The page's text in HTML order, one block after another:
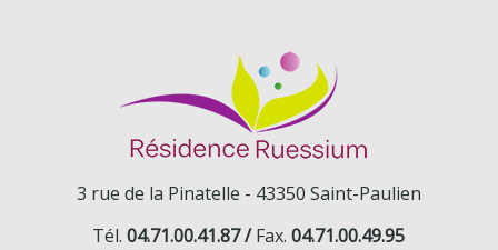
3 rue de la Pinatelle - 43350 Saint-Paulien
Tél. 04.71.00.41.87 /Fax. 04.71.00.49.95